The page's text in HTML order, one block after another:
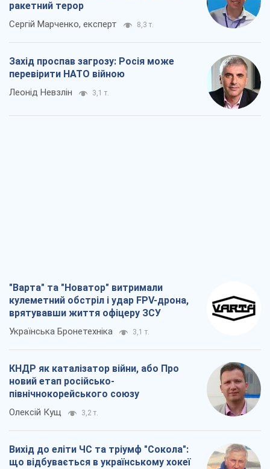
ракетний терор
Сергій Марченко, експерт 8,3 т.
Захід проспав загрозу: Росія може
перевірити НАТО війною
Леонід Невзлін 3,1 т.
"Варта" та "Новатор" витримали
кулеметний обстріл і удар FPV-дрона,
врятувавши життя офіцеру ЗСУ
Українська Бронетехніка 3,1 т.
КНДР як каталізатор війни, або Про
новий етап російсько-
північнокорейського союзу
Олексій Кущ 3,2 т.
Вихід до еліти ЧС та тріумф "Сокола":
що відбувається в українському хокеї